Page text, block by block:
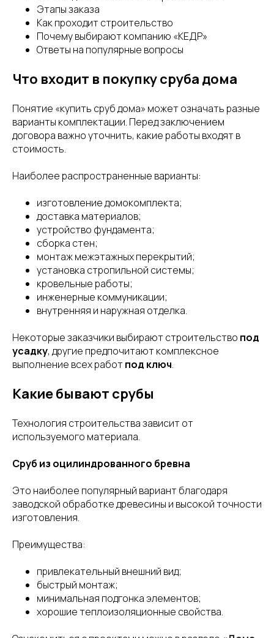
Этапы заказа
Как проходит строительство
Почему выбирают компанию «КЕДР»
Ответы на популярные вопросы
Что входит в покупку сруба дома
Понятие «купить сруб дома» может означать разные
варианты комплектации. Перед заключением
договора важно уточнить, какие работы входят в
стоимость.
Наиболее распространенные варианты:
изготовление домокомплекта;
доставка материалов;
устройство фундамента;
сборка стен;
монтаж межэтажных перекрытий;
установка стропильной системы;
кровельные работы;
инженерные коммуникации;
внутренняя и наружная отделка.
Некоторые заказчики выбирают строительство под
усадку, другие предпочитают комплексное
выполнение всех работпод ключ.
Какие бывают срубы
Технология строительства зависит от
используемого материала.
Сруб из оцилиндрованного бревна
Это наиболее популярный вариант благодаря
заводской обработке древесины и высокой точности
изготовления.
Преимущества:
привлекательный внешний вид;
быстрый монтаж;
минимальная подгонка элементов;
хорошие теплоизоляционные свойства.